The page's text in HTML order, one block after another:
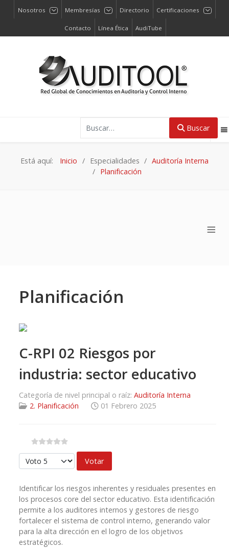
Nosotros Membresías Directorio Certificaciones
Contacto Línea Ética AudiTube
Buscar
Está aquí: Inicio Especialidades
Auditoría Interna
Planificación
≡
Planificación
C-RPI 02 Riesgos por
industria: sector educativo
Categoría de nivel principal o raíz: Auditoría Interna
2. Planificación
01 Febrero 2025
Por favor, vote
Identificar los riesgos inherentes y residuales presentes en
los procesos core del sector educativo. Esta identificación
permite a los auditores internos y gestores de riesgo
fortalecer el sistema de control interno, generando valor
para la alta dirección en el logro de los objetivos
estratégicos.